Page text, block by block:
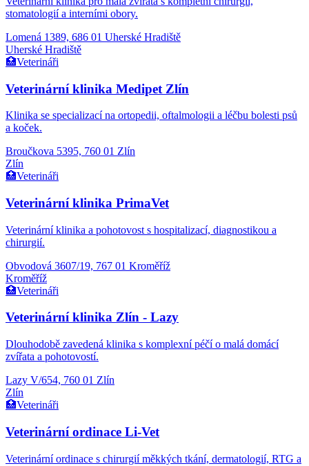
stomatologií a interními obory.
Lomená 1389, 686 01 Uherské Hradiště
Uherské Hradiště
🏥Veterináři
Veterinární klinika Medipet Zlín
Klinika se specializací na ortopedii, oftalmologii a léčbu bolesti psů
a koček.
Broučkova 5395, 760 01 Zlín
Zlín
🏥Veterináři
Veterinární klinika PrimaVet
Veterinární klinika a pohotovost s hospitalizací, diagnostikou a
chirurgií.
Obvodová 3607/19, 767 01 Kroměříž
Kroměříž
🏥Veterináři
Veterinární klinika Zlín - Lazy
Dlouhodobě zavedená klinika s komplexní péčí o malá domácí
zvířata a pohotovostí.
Lazy V/654, 760 01 Zlín
Zlín
🏥Veterináři
Veterinární ordinace Li-Vet
Veterinární ordinace s chirurgií měkkých tkání, dermatologií, RTG a